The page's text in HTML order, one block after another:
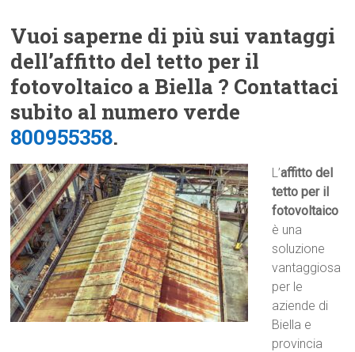
Vuoi saperne di più sui vantaggi
dell’affitto del tetto per il
fotovoltaico a Biella ? Contattaci
subito al numero verde
800955358.
L’affitto del
tetto per il
fotovoltaico
è una
soluzione
vantaggiosa
per le
aziende di
Biella e
provincia